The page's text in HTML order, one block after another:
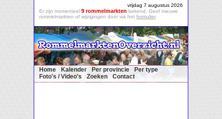
vrijdag 7 augustus 2026
Er zijn momenteel 9 rommelmarkten bekend. Geef nieuwe
rommelmarkten of wijzigingen door via het formulier.
Home Kalender Per provincie
Per type
Foto's / Video's
Zoeken Contact